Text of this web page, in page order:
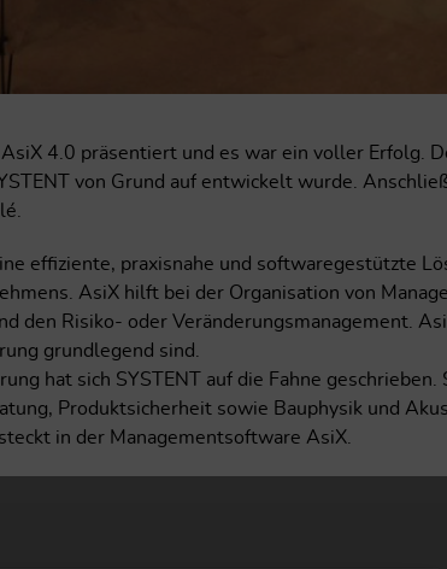
4.0 präsentiert und es war ein voller Erfolg.
von Grund auf entwickelt wurde.
effiziente, praxisnahe und softwaregestützte
AsiX hilft bei der Organisation von
den Risiko- oder Veränderungsmanagement.
grundlegend sind.
hat sich SYSTENT auf die Fahne geschrieben.
Produktsicherheit sowie Bauphysik und
in der Managementsoftware AsiX.